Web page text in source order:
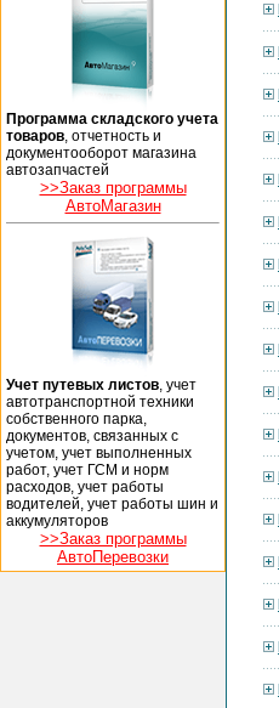
Программа складского учета
товаров , отчетность и
документооборот магазина
автозапчастей
>>Заказ программы
АвтоМагазин
Учет путевых листов , учет
автотранспортной техники
собственного парка,
документов, связанных с
учетом, учет выполненных
работ, учет ГСМ и норм
расходов, учет работы
водителей, учет работы шин и
аккумуляторов
>>Заказ программы
АвтоПеревозки